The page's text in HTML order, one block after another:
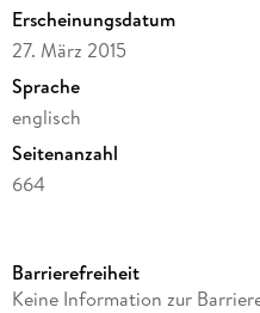
Erscheinungsdatum
27. März 2015
Sprache
englisch
Seitenanzahl
664
Herausgegeben von
Barrierefreiheit
Keine Information zur